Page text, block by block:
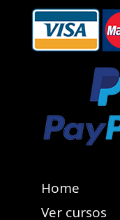
Home
Ver cursos